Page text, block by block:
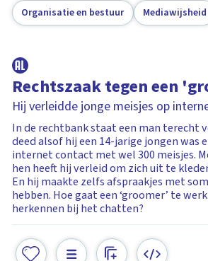
Organisatie en bestuur Mediawijsheid
Rechtszaak tegen een
Hij verleidde jonge meisjes op
In de rechtbank staat een man terecht
deed alsof hij een 14-jarige jongen was
internet contact met wel 300 meisjes.
hen heeft hij verleid om zich uit te
En hij maakte zelfs afspraakjes met
hebben. Hoe gaat een ‘groomer’ te
herkennen bij het chatten?